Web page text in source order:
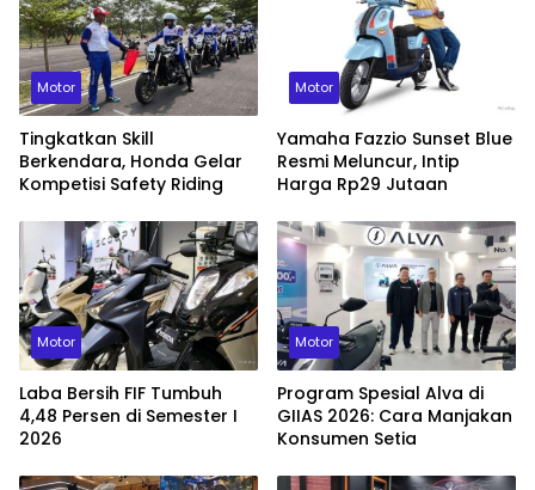
Motor
Tingkatkan Skill
Berkendara, Honda Gelar
Kompetisi Safety Riding
Motor
Yamaha Fazzio Sunset Blue
Resmi Meluncur, Intip
Harga Rp29 Jutaan
Motor
Laba Bersih FIF Tumbuh
4,48 Persen di Semester I
2026
Motor
Program Spesial Alva di
GIIAS 2026: Cara Manjakan
Konsumen Setia